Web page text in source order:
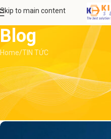
Skip to main content
Blog
Home TIN TỨC
Que thổi than
kích thước
On